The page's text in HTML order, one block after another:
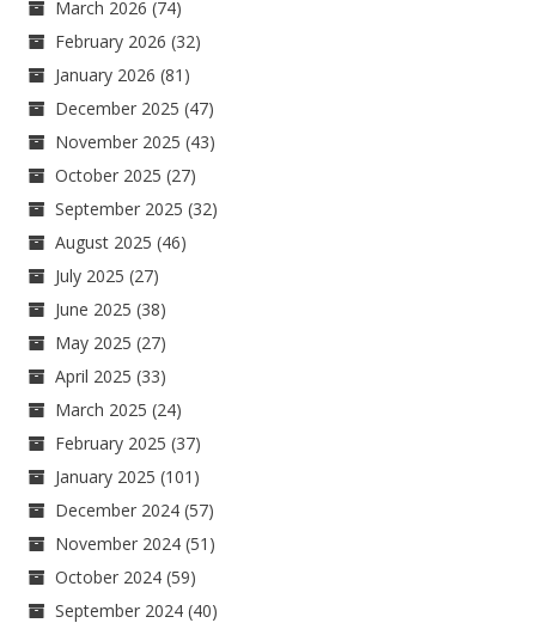
March 2026 (74)
February 2026 (32)
January 2026 (81)
December 2025 (47)
November 2025 (43)
October 2025 (27)
September 2025 (32)
August 2025 (46)
July 2025 (27)
June 2025 (38)
May 2025 (27)
April 2025 (33)
March 2025 (24)
February 2025 (37)
January 2025 (101)
December 2024 (57)
November 2024 (51)
October 2024 (59)
September 2024 (40)